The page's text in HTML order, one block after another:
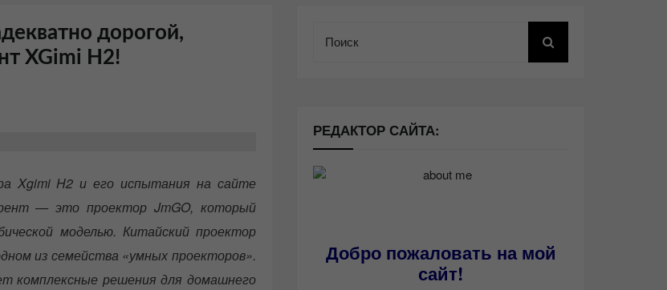
дорогой,
XGimi H2!
Xgimi H2 и его испытания на сайте
— это проектор JmGO, который
моделью. Китайский проектор
из семейства «умных проекторов».
комплексные решения для домашнего
РЕДАКТОР САЙТА:
Добро пожаловать на мой
сайт!